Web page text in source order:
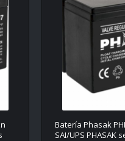
Batería Phasak
SAI/UPS PHASAK